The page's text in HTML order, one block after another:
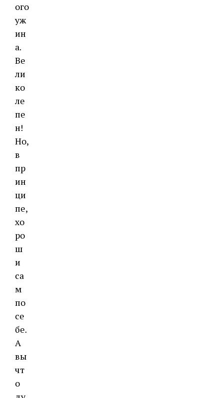
ого
уж
ин
а.
Ве
ли
ко
ле
пе
н!
Но,
в
пр
ин
ци
пе,
хо
ро
ш
и
са
м
по
се
бе.
А
вы
чт
о